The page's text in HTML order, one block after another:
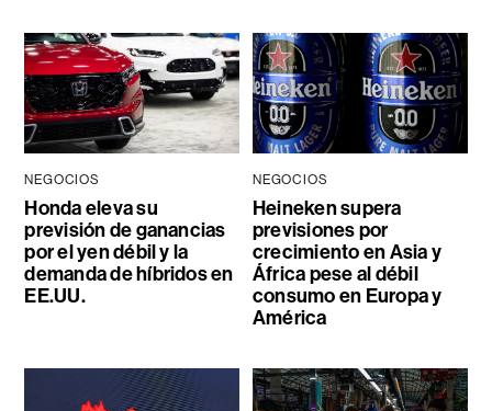
NEGOCIOS
Honda eleva su
previsión de ganancias
por el yen débil y la
demanda de híbridos en
EE.UU.
NEGOCIOS
Heineken supera
previsiones por
crecimiento en Asia y
África pese al débil
consumo en Europa y
América